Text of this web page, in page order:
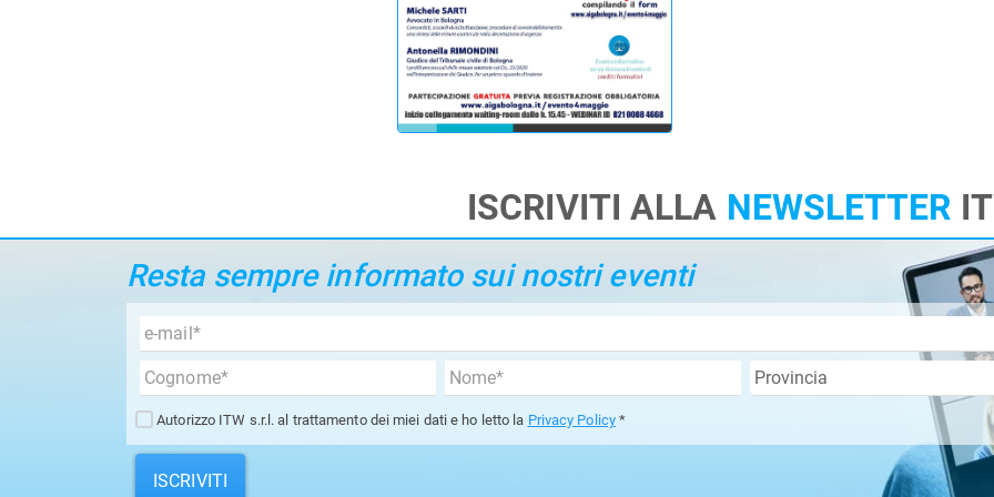
ISCRIVITI ALLA NEWSLETTER
Resta sempre informato sui nostri eventi
Autorizzo ITW s.r.l. al trattamento dei miei dati e ho letto la Privacy Policy *
ISCRIVITI